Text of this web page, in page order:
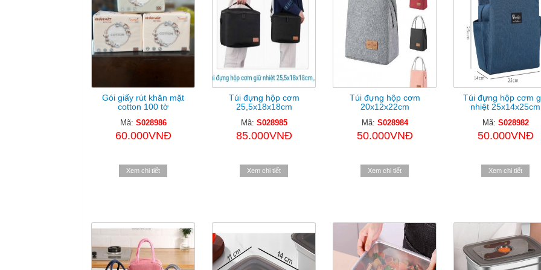
Gói giấy rút khăn mặt
cotton 100 tờ
Mã: S028986
60.000VNĐ
Xem chi tiết
Túi đựng hộp cơm
25,5x18x18cm
Mã: S028985
85.000VNĐ
Xem chi tiết
Túi đựng hộp cơm
20x12x22cm
Mã: S028984
50.000VNĐ
Xem chi tiết
Túi đựng hộp cơm
nhiệt 25x14x25cm
Mã: S028982
50.000VNĐ
Xem chi tiết